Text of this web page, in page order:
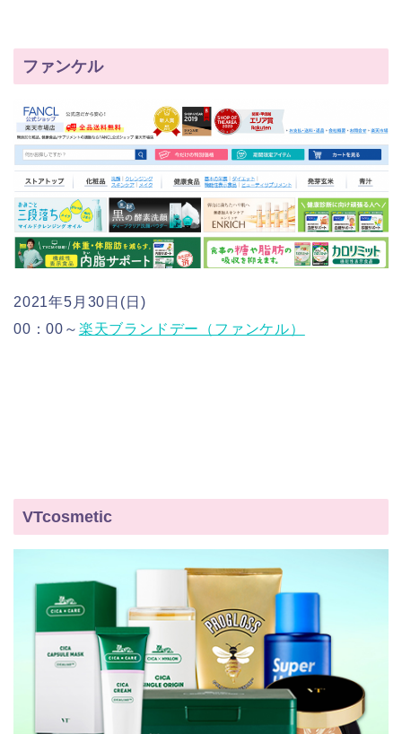
ファンケル
2021年5月30日(日)
00：00～ 楽天ブランドデー（ファンケル）
VTcosmetic